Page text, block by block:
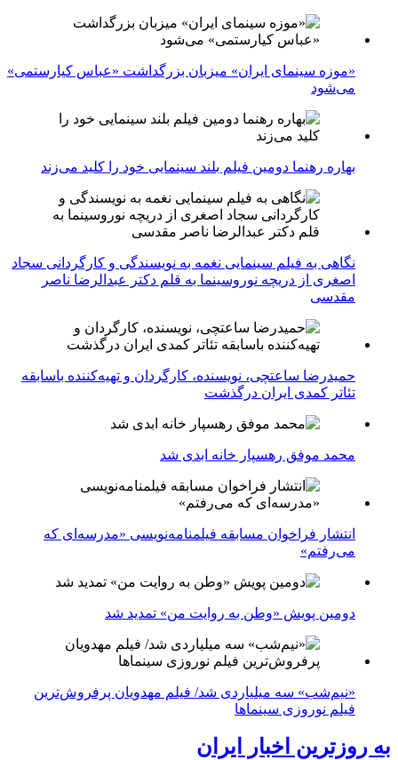
«موزه سینمای ایران» میزبان بزرگداشت «عباس کیارستمی»
می‌شود
بهاره رهنما دومین فیلم بلند سینمایی خود را کلید می‌زند
نگاهی به فیلم سینمایی نغمه به نویسندگی و کارگردانی سجاد
اصغری از دریچه نوروسینما به قلم دکتر عبدالرضا ناصر
مقدسی
حمیدرضا ساعتچی، نویسنده، کارگردان و تهیه‌کننده باسابقه
تئاتر کمدی ایران درگذشت
محمد موفق رهسپار خانه ابدی شد
انتشار فراخوان مسابقه فیلمنامه‌نویسی «مدرسه‌ای که
می‌رفتم»
دومین پویش «وطن به روایت من» تمدید شد
«نیم‌شب» سه میلیاردی شد/ فیلم مهدویان پرفروش‌ترین
فیلم نوروزی سینماها
به روزترین اخبار ایران